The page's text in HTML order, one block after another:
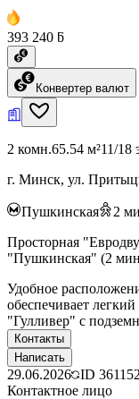
393 240 ƃ
Конвертер валют
2 комн.65.54 м²11/18
г. Минск, ул.
Пушкинская 2
Просторная
"Пушкинская" (2
Удобное
обеспечивает
"Гулливер" с
Контакты
Написать
29.06.2026 ID
Контактное лицо